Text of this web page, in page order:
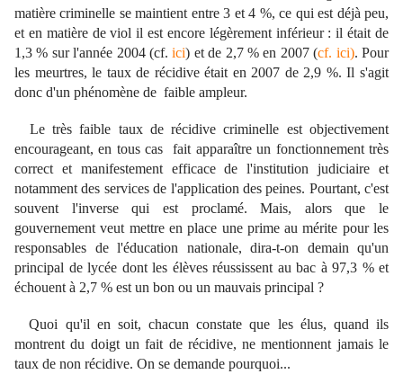
matière criminelle se maintient entre 3 et 4 %, ce qui est déjà peu,
et en matière de viol il est encore légèrement inférieur : il était de
1,3 % sur l'année 2004 (cf.ici) et de 2,7 % en 2007 (cf. ici). Pour
les meurtres, le taux de récidive était en 2007 de 2,9 %. Il s'agit
donc d'un phénomène de faible ampleur.
Le très faible taux de récidive criminelle est objectivement
encourageant, en tous cas fait apparaître un fonctionnement très
correct et manifestement efficace de l'institution judiciaire et
notamment des services de l'application des peines. Pourtant, c'est
souvent l'inverse qui est proclamé. Mais, alors que le
gouvernement veut mettre en place une prime au mérite pour les
responsables de l'éducation nationale, dira-t-on demain qu'un
principal de lycée dont les élèves réussissent au bac à 97,3 % et
échouent à 2,7 % est un bon ou un mauvais principal ?
Quoi qu'il en soit, chacun constate que les élus, quand ils
montrent du doigt un fait de récidive, ne mentionnent jamais le
taux de non récidive. On se demande pourquoi...